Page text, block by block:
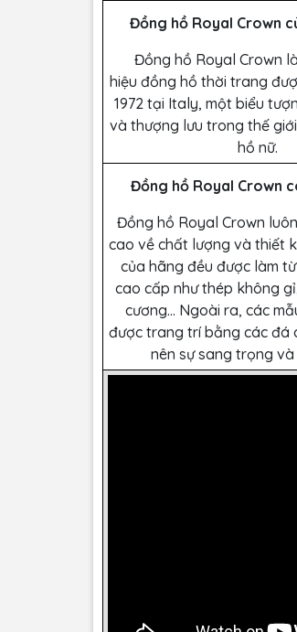
Đồng hồ Royal Crown
Đồng hồ Royal Crown
hiệu đồng hồ thời trang
1972 tại Italy, một biểu
và thượng lưu trong thế
hồ nữ.
Đồng hồ Royal Crown
Đồng hồ Royal Crown
cao về chất lượng và thiết
của hãng đều được làm
cao cấp như thép không
cương… Ngoài ra, các
được trang trí bằng các đá
nên sự sang trọng